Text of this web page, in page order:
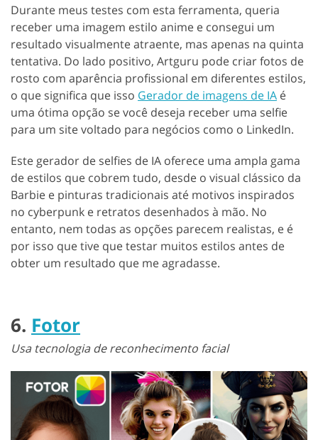
Durante meus testes com esta ferramenta, queria
receber uma imagem estilo anime e consegui um
resultado visualmente atraente, mas apenas na quinta
tentativa. Do lado positivo, Artguru pode criar fotos de
rosto com aparência profissional em diferentes estilos,
o que significa que isso Gerador de imagens de IA é
uma ótima opção se você deseja receber uma selfie
para um site voltado para negócios como o LinkedIn.
Este gerador de selfies de IA oferece uma ampla gama
de estilos que cobrem tudo, desde o visual clássico da
Barbie e pinturas tradicionais até motivos inspirados
no cyberpunk e retratos desenhados à mão. No
entanto, nem todas as opções parecem realistas, e é
por isso que tive que testar muitos estilos antes de
obter um resultado que me agradasse.
6. Fotor
Usa tecnologia de reconhecimento facial